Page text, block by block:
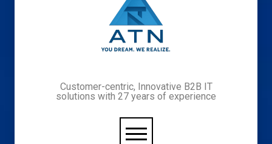
Customer-centric, Innovative B2B IT
solutions with 27 years of experience